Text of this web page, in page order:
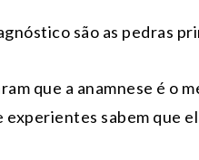
são as pedras
que a anamnese é o
experientes sabem que